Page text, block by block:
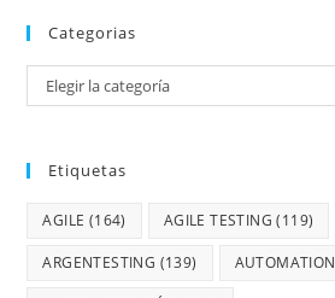
Categorias
Elegir la categoría
Etiquetas
AGILE (164) AGILE TESTING (119)
ARGENTESTING (139) AUTOMATION